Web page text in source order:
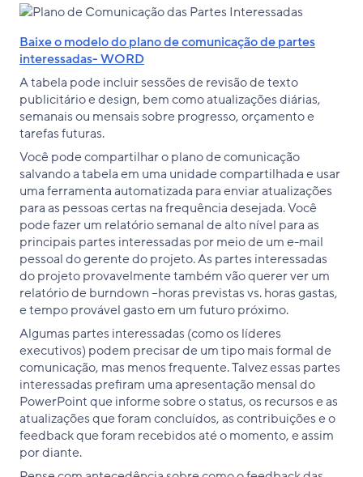
Baixe o modelo do plano de comunicação de partes
interessadas- WORD
A tabela pode incluir sessões de revisão de texto
publicitário e design, bem como atualizações diárias,
semanais ou mensais sobre progresso, orçamento e
tarefas futuras.
Você pode compartilhar o plano de comunicação
salvando a tabela em uma unidade compartilhada e usar
uma ferramenta automatizada para enviar atualizações
para as pessoas certas na frequência desejada. Você
pode fazer um relatório semanal de alto nível para as
principais partes interessadas por meio de um e-mail
pessoal do gerente do projeto. As partes interessadas
do projeto provavelmente também vão querer ver um
relatório de burndown –horas previstas vs. horas gastas,
e tempo provável gasto em um futuro próximo.
Algumas partes interessadas (como os líderes
executivos) podem precisar de um tipo mais formal de
comunicação, mas menos frequente. Talvez essas partes
interessadas prefiram uma apresentação mensal do
PowerPoint que informe sobre o status, os recursos e as
atualizações que foram concluídos, as contribuições e o
feedback que foram recebidos até o momento, e assim
por diante.